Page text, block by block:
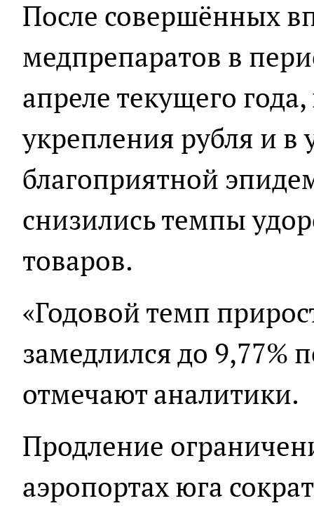
После совершённых
медпрепаратов в
апреле текущего
укрепления рубля и в
благоприятной
снизились темпы
товаров.
«Годовой темп
замедлился до 9,77%
отмечают аналитики.
Продление
аэропортах юга